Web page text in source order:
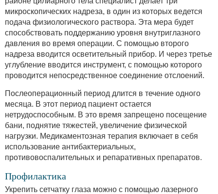
микроскопических надреза, в один из которых ведется
подача физиологического раствора. Эта мера будет
способствовать поддержанию уровня внутриглазного
давления во время операции. С помощью второго
надреза вводится осветительный прибор. И через третье
углубление вводится инструмент, с помощью которого
проводится непосредственное соединение отслоений.
Послеоперационный период длится в течение одного
месяца. В этот период пациент остается
нетрудоспособным. В это время запрещено посещение
бани, поднятие тяжестей, увеличение физической
нагрузки. Медикаментозная терапия включает в себя
использование антибактериальных,
противовоспалительных и репаративных препаратов.
Профилактика
Укрепить сетчатку глаза можно с помощью лазерного